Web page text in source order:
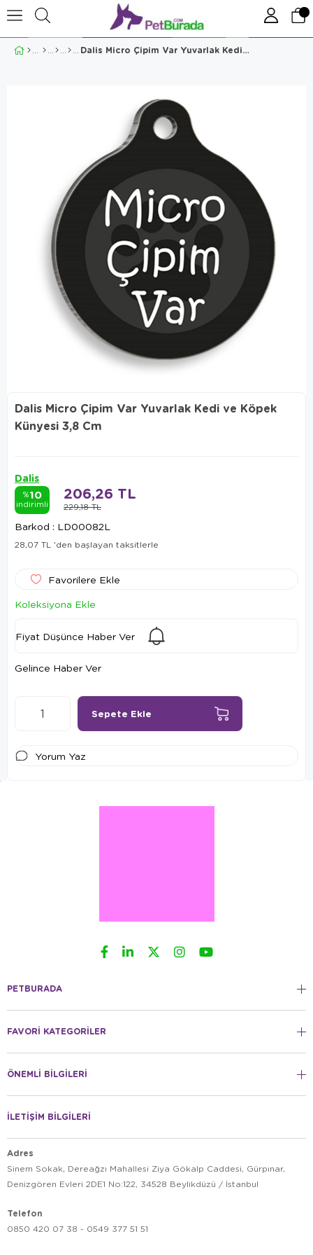
Dalis Micro Çipim Var Yuvarlak Kedi ve Köpek Künyesi 3,8 Cm
Dalis Micro Çipim Var Yuvarlak Kedi ve Köpek
Künyesi 3,8 Cm
Dalis
%10
indirimli 229,18 TL
206,26 TL
Barkod : LD00082L
28,07 TL 'den başlayan taksitlerle
Favorilere Ekle
Koleksiyona Ekle
Fiyat Düşünce Haber Ver
Gelince Haber Ver
Yorum Yaz
PETBURADA
FAVORİ KATEGORİLER
ÖNEMLİ BİLGİLERİ
İLETİŞİM BİLGİLERİ
Adres
Sinem Sokak, Dereağzı Mahallesi Ziya Gökalp Caddesi, Gürpınar,
Denizgören Evleri 2DE1 No:122, 34528 Beylikdüzü / İstanbul
Telefon
0850 420 07 38 - 0549 377 51 51